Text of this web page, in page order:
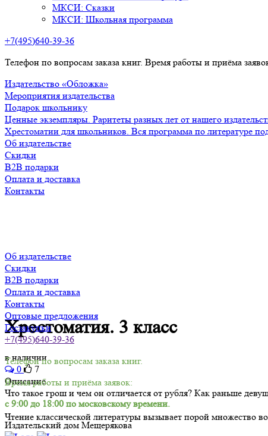
МКСИ: Сказки
МКСИ: Школьная программа
+7(495)640-39-36
Телефон по вопросам заказа книг. Время работы и приёма
Издательство «Обложка»
Мероприятия издательства
Подарок школьнику
Ценные экземпляры. Раритеты разных лет от нашего
Хрестоматии для школьников. Вся программа по литературе
Об издательстве
Скидки
B2B подарки
Оплата и доставка
Контакты
Об издательстве
Скидки
B2B подарки
Оплата и доставка
Контакты
Оптовые предложения
Госзакупки
+7(495)640-39-36
Телефон по вопросам заказа книг.
Время работы и приёма заявок:
с 9:00 до 18:00 по московскому времени.
Издательский дом Мещерякова
Хрестоматия. 3 класс
в наличии
0
7
Описание
Что такое грош и чем он отличается от рубля? Как раньше
Чтение классической литературы вызывает порой множество